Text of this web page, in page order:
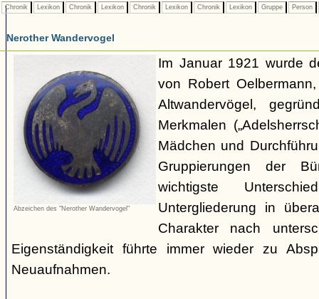
Chronik Lexikon Chronik Lexikon Chronik Lexikon Chronik Lexikon Gruppe Person
Nerother Wandervogel
Abzeichen des "Nerother Wandervogel"
Im Januar 1921 wurde
von Robert
Altwandervögel,
Merkmalen
Mädchen und
Gruppierungen der
wichtigste
Untergliederung in
Charakter nach
Eigenständigkeit führte immer wieder zu
Neuaufnahmen.